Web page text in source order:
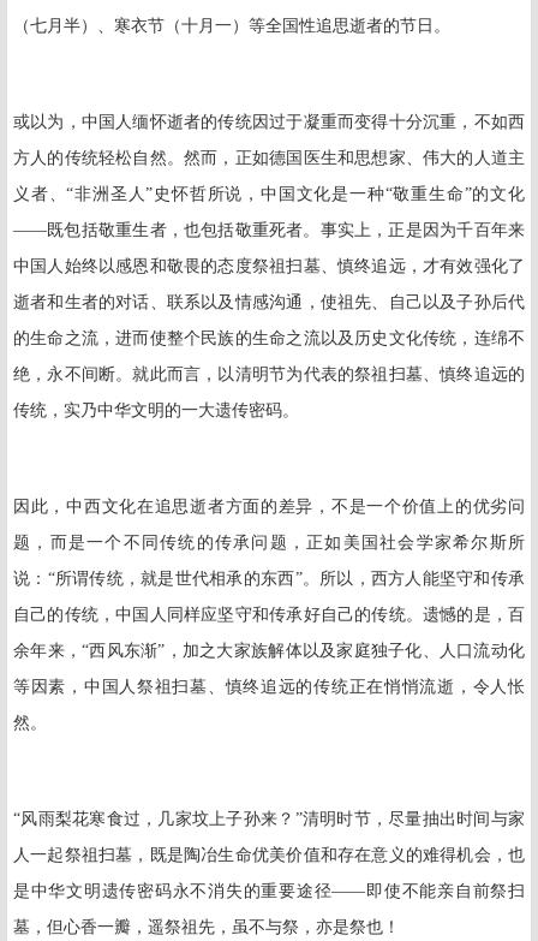
（七月半）、寒衣节（十月一）等全国性追思逝者的节日。
或以为，中国人缅怀逝者的传统因过于凝重而变得十分沉重，不如西
方人的传统轻松自然。然而，正如德国医生和思想家、伟大的人道主
义者、“非洲圣人”史怀哲所说，中国文化是一种“敬重生命”的文化
——既包括敬重生者，也包括敬重死者。事实上，正是因为千百年来
中国人始终以感恩和敬畏的态度祭祖扫墓、慎终追远，才有效强化了
逝者和生者的对话、联系以及情感沟通，使祖先、自己以及子孙后代
的生命之流，进而使整个民族的生命之流以及历史文化传统，连绵不
绝，永不间断。就此而言，以清明节为代表的祭祖扫墓、慎终追远的
传统，实乃中华文明的一大遗传密码。
因此，中西文化在追思逝者方面的差异，不是一个价值上的优劣问
题，而是一个不同传统的传承问题，正如美国社会学家希尔斯所
说：“所谓传统，就是世代相承的东西”。所以，西方人能坚守和传承
自己的传统，中国人同样应坚守和传承好自己的传统。遗憾的是，百
余年来，“西风东渐”，加之大家族解体以及家庭独子化、人口流动化
等因素，中国人祭祖扫墓、慎终追远的传统正在悄悄流逝，令人怅
然。
“风雨梨花寒食过，几家坟上子孙来？”清明时节，尽量抽出时间与家
人一起祭祖扫墓，既是陶冶生命优美价值和存在意义的难得机会，也
是中华文明遗传密码永不消失的重要途径——即使不能亲自前祭扫
墓，但心香一瓣，遥祭祖先，虽不与祭，亦是祭也！